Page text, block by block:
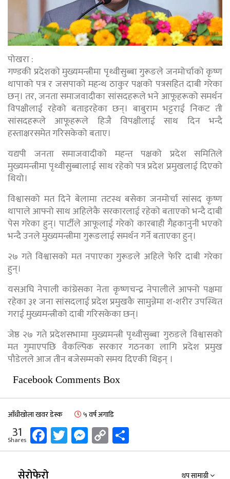
पोखरा :
गण्डकी प्रदेशको मुख्यमन्त्रीमा पृथ्वीसुब्बा गुरूङले जनमोर्चाको कृष्ण
थापाको पत्र र जसपाको महन्थ ठाकुर पक्षको पत्रसहित दाबी गरेका
छन्। तर, जनता समाजवादीका सांसदहरूले भने आफूहरूको समर्थन
विपक्षीलाई रहेको बताइरहेका छन्। बाबुराम भट्टराई निकट ती
सांसदहरूले आफूहरूले हिजै विपक्षीलाई साथ दिन भन्दै
हस्ताक्षरसमेत गरिसकेको बताए।
यद्यपी जनता समाजवादीको महन्त पक्षको प्रदेश समितिले
मुख्यमन्त्रीमा पृथ्वीसुब्बालाई साथ रहेको पत्र प्रदेश प्रमुखलाई दिएको
थियो।
विश्वासको मत दिने बेलामा तटस्थ बसेका जनमोर्चा सांसद कृष्ण
थापाले आफ्नो साथ अहिलेकै सरकारलाई रहेको बताएको भन्दै दाबी
पेस गरेका हुन्। पार्टीले आफूलाई गरेको कारबाही गैह्रकानुनी भएको
भन्दै उनले मुख्यमन्त्रीमा गुरूङलाई समर्थन गर्ने बताएका हुन्।
२७ गते विश्वासको मत नपाएका गुरूङले अहिले फेरि दाबी गरेका
हुन्।
यसअघि नेपाली कांग्रेसका नेता कृष्णचन्द्र नेपालीले आफ्नो पक्षमा
रहेका ३१ जना सांसदलाई प्रदेश प्रमुखकै सामुन्नेमा श-शरीर उपस्थित
गराई मुख्यमन्त्रीको दाबी गरिसकेका छन्।
जेष्ठ २७ गते प्रदेशसभामा मुख्यमन्त्री पृथ्वीसुब्बा गुरुङले विश्वासको
मत गुमाएपछि वैकल्पिक सरकार गठनका लागि प्रदेश प्रमुख
पौडेलले आज तीन बजेसम्मको समय दिएकी थिइन् ।
Facebook Comments Box
आँधीखोला खवर डेस्क ५ वर्ष अगाडि
31
Shares Facebook
Twitter
Messenger
Copy
Link
थप सामाग्री